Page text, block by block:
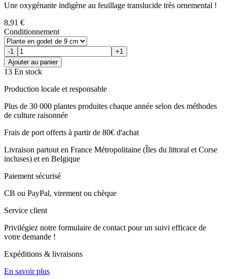
Une oxygénante indigène au feuillage translucide très ornemental !
8,91 €
Conditionnement
-1
+1
Ajouter au panier
13 En stock
Production locale et responsable
Plus de 30 000 plantes produites chaque année selon des méthodes
de culture raisonnée
Frais de port offerts à partir de 80€ d'achat
Livraison partout en France Métropolitaine (Îles du littoral et Corse
incluses) et en Belgique
Paiement sécurisé
CB ou PayPal, virement ou chèque
Service client
Privilégiez notre formulaire de contact pour un suivi efficace de
votre demande !
Expéditions & livraisons
En savoir plus